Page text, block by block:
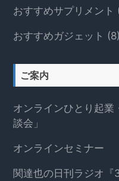
おすすめサプリメント
おすすめガジェット (8)
ご案内
オンラインひとり起
談会」
オンラインセミナー
関達也の日刊ラジオ『